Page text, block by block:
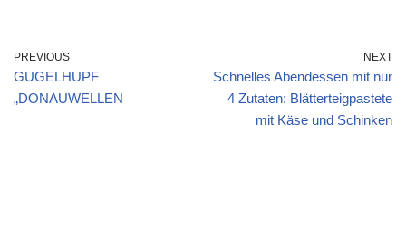
PREVIOUS
GUGELHUPF
„DONAUWELLEN
NEXT
Schnelles Abendessen mit nur
4 Zutaten: Blätterteigpastete
mit Käse und Schinken